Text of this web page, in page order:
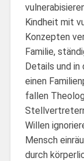
Kindheit mit
Konzepten
Familie,
Details und in
einen
fallen
Willen
Mensch
durch